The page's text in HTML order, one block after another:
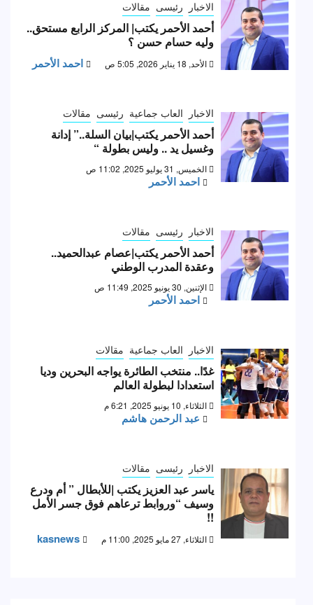
الاخبار رئيسى مقالات
أحمد الأحمر يكتب| المركز الرابع مستحق..
وليه حسام حسن ؟
الأحد, 18 يناير 2026, 5:05 ص احمد الأحمر
الاخبار العاب جماعية رئيسى مقالات
أحمد الأحمر يكتب|بيان السلة..” إدانة
وغسيل يد .. وليس بطولة “
الخميس, 31 يوليو 2025, 11:02 ص
احمد الأحمر
الاخبار رئيسى مقالات
أحمد الأحمر يكتب|عصام عبدالحميد..
وعقدة المدرب الوطني
الإثنين, 30 يونيو 2025, 11:49 ص
احمد الأحمر
الاخبار العاب جماعية مقالات
غدًا.. منتخب الطائرة يواجه البحرين وديا
استعدادا لبطولة العالم
الثلاثاء, 10 يونيو 2025, 6:21 م
عبد الرحمن هاشم
الاخبار رئيسى مقالات
ياسر عبد العزيز يكتب |للأبطال ” أم ودرع
وسيف “وروابط ترعاهم فوق جسر الأمل
!!
الثلاثاء, 27 مايو 2025, 11:00 م kasnews